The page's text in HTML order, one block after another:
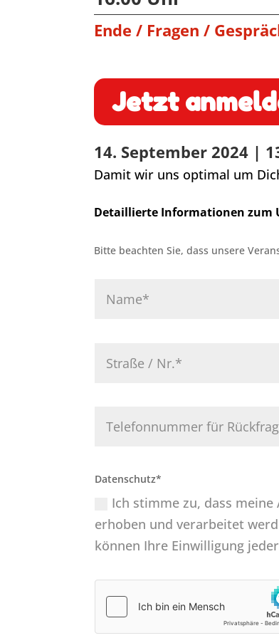
Ende / Fragen /
Jetzt
14. September 2024 |
Damit wir uns optimal um
Detaillierte Informationen zum
Bitte beachten Sie, dass unsere
Datenschutz*
Ich stimme zu, dass
erhoben und verarbeitet
können Ihre Einwilligung